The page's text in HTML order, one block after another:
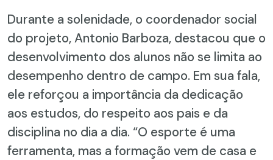
Durante a solenidade, o coordenador social
do projeto, Antonio Barboza, destacou que o
desenvolvimento dos alunos não se limita ao
desempenho dentro de campo. Em sua fala,
ele reforçou a importância da dedicação
aos estudos, do respeito aos pais e da
disciplina no dia a dia. “O esporte é uma
ferramenta, mas a formação vem de casa e